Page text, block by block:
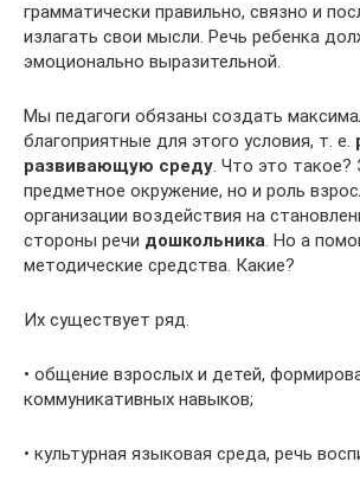
грамматически правильно, связно и
излагать свои мысли. Речь ребенка
эмоционально выразительной.
Мы педагоги обязаны создать
благоприятные для этого условия, т. е.
развивающую среду. Что это такое?
предметное окружение, но и роль
организации воздействия на
стороны речи дошкольника. Но а
методические средства. Какие?
Их существует ряд.
• общение взрослых и детей,
коммуникативных навыков;
• культурная языковая среда, речь